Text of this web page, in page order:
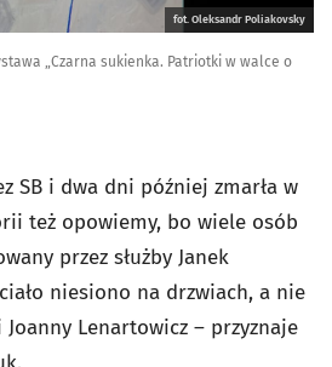
fot. Oleksandr Poliakovsky
„Czarna sukienka. Patriotki w walce o
SB i dwa dni później zmarła w
też opowiemy, bo wiele osób
przez służby Janek
niesiono na drzwiach, a nie
Lenartowicz – przyznaje